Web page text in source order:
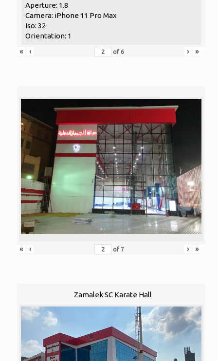
Aperture: 1.8
Camera: iPhone 11 Pro Max
Iso: 32
Orientation: 1
«
‹ of 6 › »
« ‹ of 7 › »
Zamalek SC Karate Hall